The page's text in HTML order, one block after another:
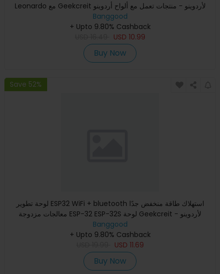
Leonardo مع Geekcreit لأردوينو - منتجات تعمل مع ألواح أردوينو
Banggood
+ Upto 9.80% Cashback
USD 10.99
Buy Now
Save 52%
لوحة تطوير ESP32 WiFi + bluetooth استهلاك طاقة منخفض جدًا
معالجات مزدوجة ESP-32 ESP-32S لوحة Geekcreit لأردوينو -
منتجات
Banggood
+ Upto 9.80% Cashback
USD 11.69
Buy Now